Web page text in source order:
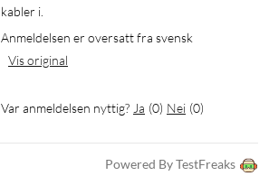
kabler i.
Anmeldelsen er oversatt fra svensk
Vis original
Var anmeldelsen nyttig? Ja (0) Nei (0)
Powered By TestFreaks